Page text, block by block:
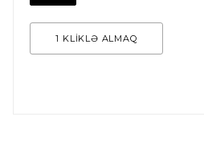
1 KLİKLƏ ALMAQ